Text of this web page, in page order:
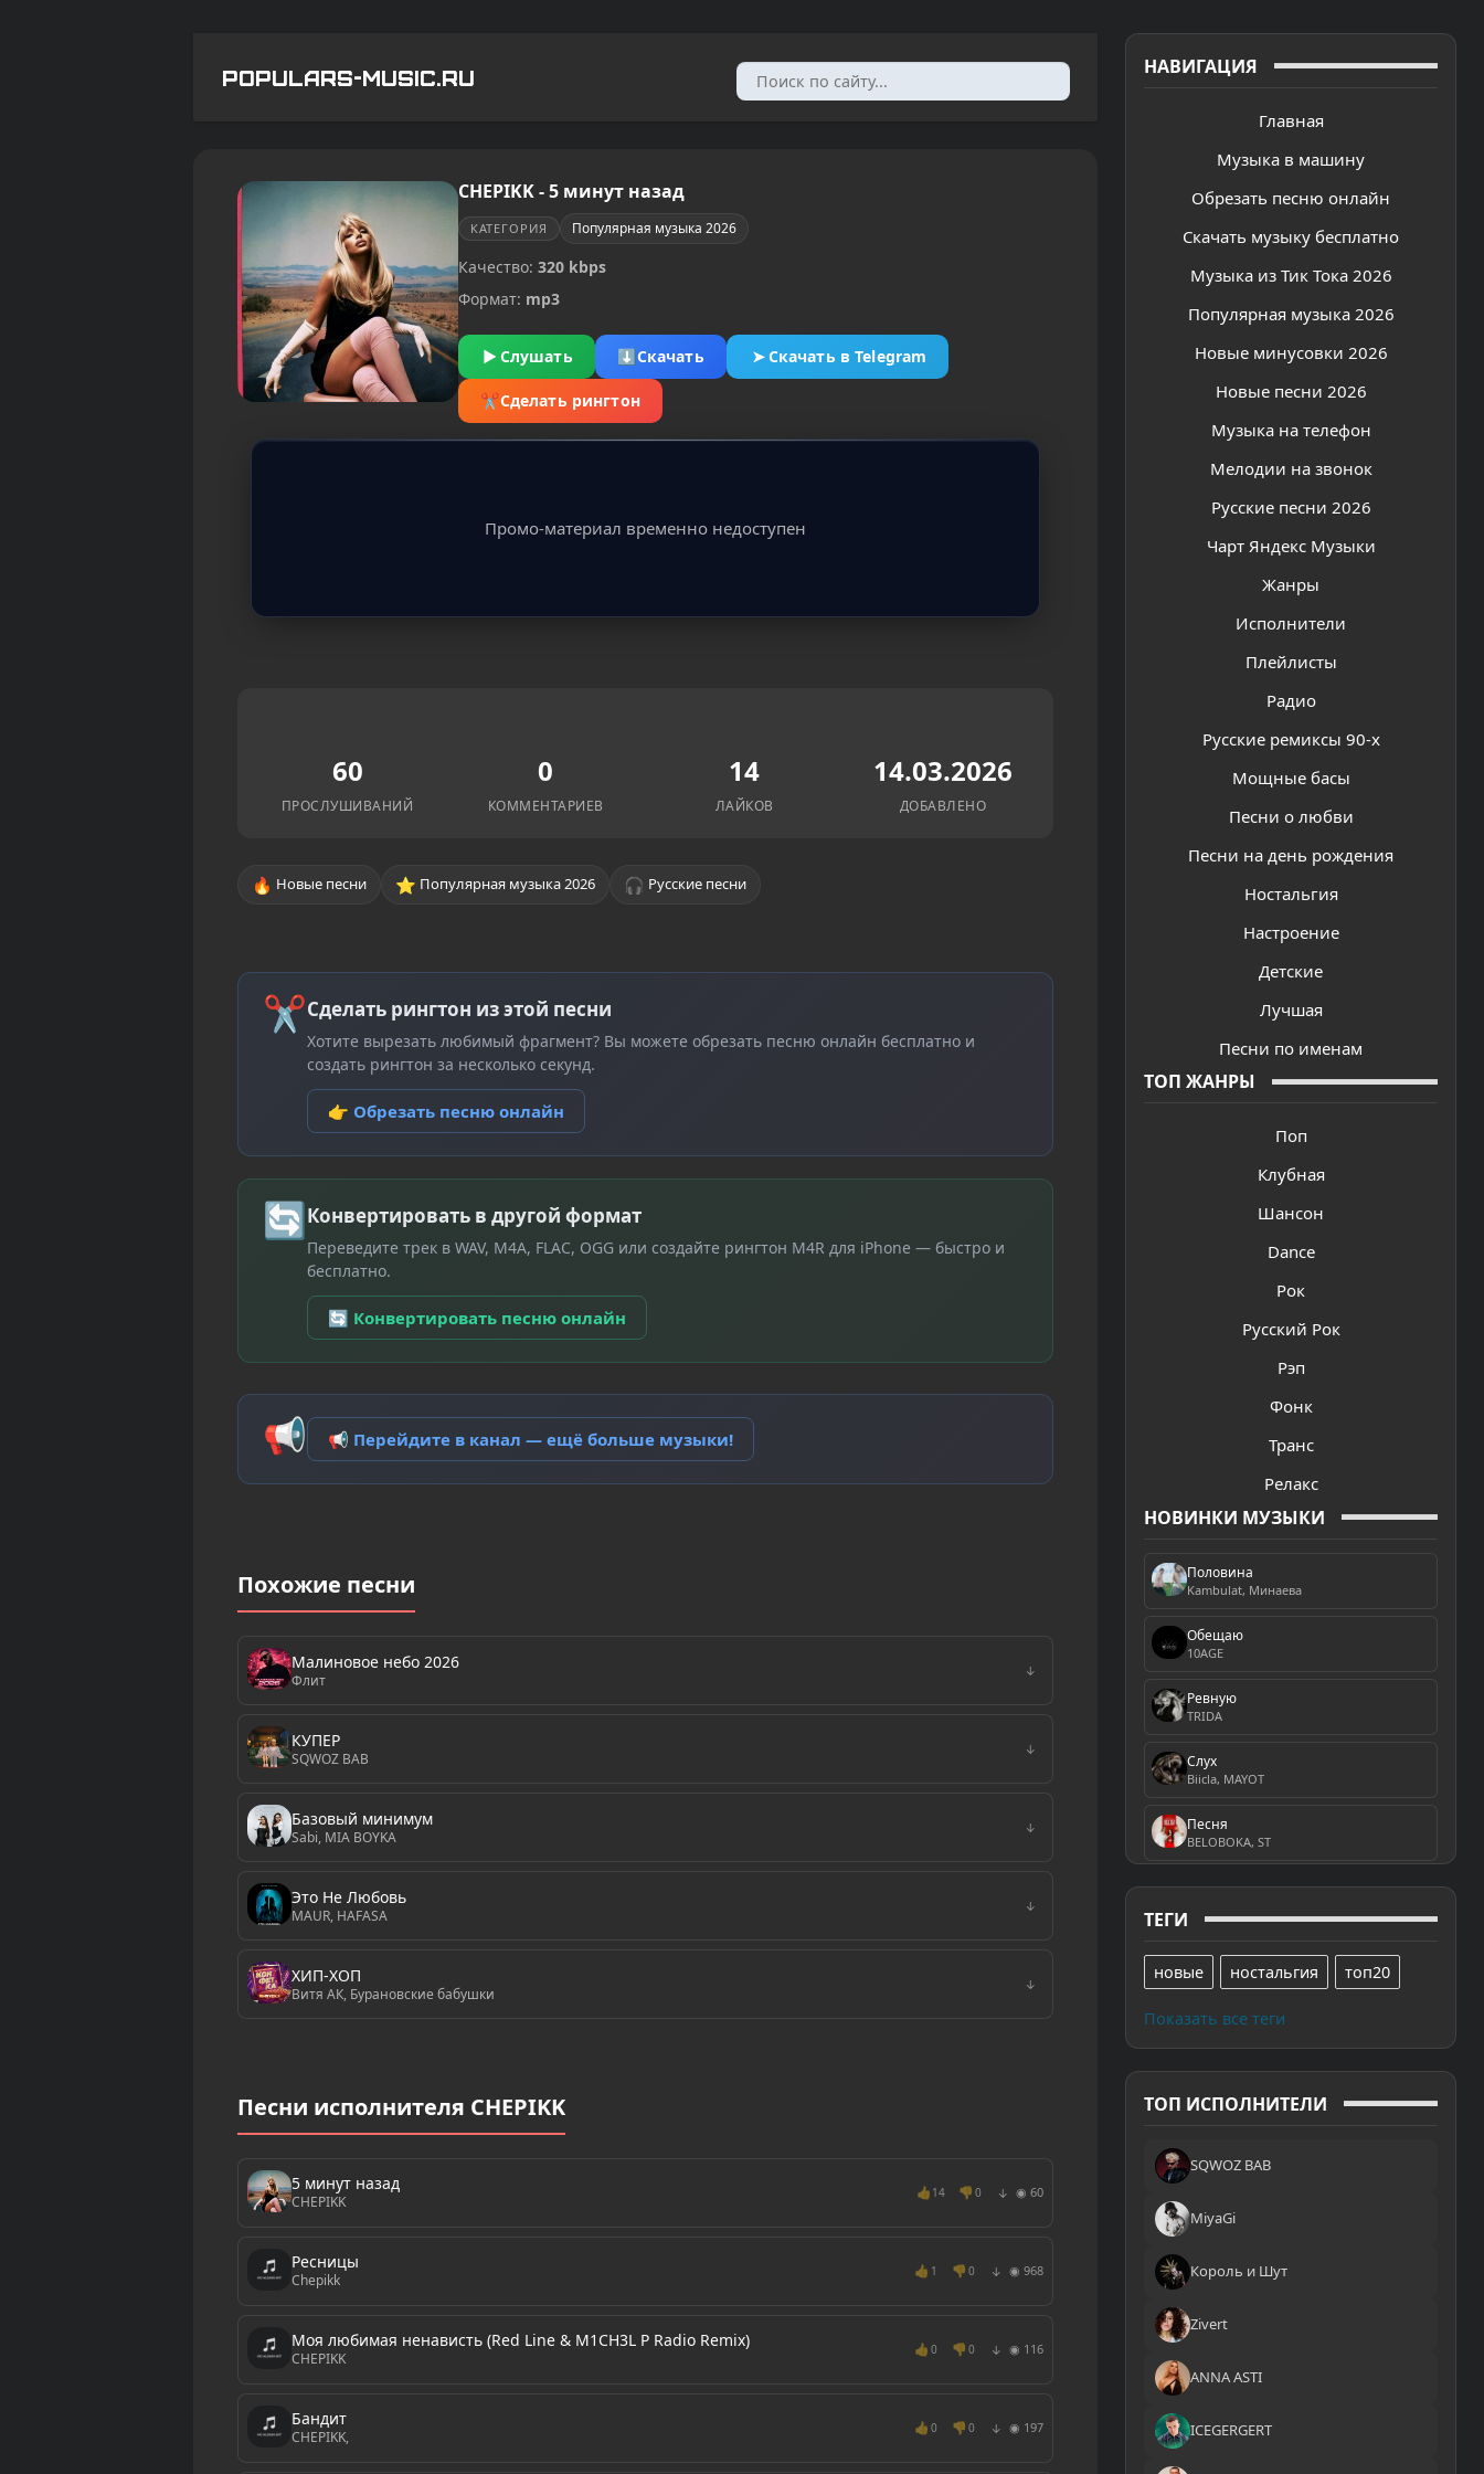
POPULARS-MUSIC.RU НАВИГАЦИЯ
Главная
Музыка в машину
Обрезать песню онлайн
Скачать музыку бесплатно
Музыка из Тик Тока 2026
Популярная музыка 2026
Новые минусовки 2026
Новые песни 2026
Музыка на телефон
Мелодии на звонок
Русские песни 2026
Чарт Яндекс Музыки
Жанры
Исполнители
Плейлисты
Радио
Русские ремиксы 90-х
Мощные басы
Песни о любви
Песни на день рождения
Ностальгия
Настроение
Детские
Лучшая
Песни по именам
ТОП ЖАНРЫ
Поп
Клубная
Шансон
Dance
Рок
Русский Рок
Рэп
Фонк
Транс
Релакс
НОВИНКИ МУЗЫКИ
Половина
Kambulat, Минаева
Обещаю
10AGE
Ревную
TRIDA
Слух
Biicla, MAYOT
Песня
BELOBOKA, ST
ТЕГИ
новые ностальгия топ20
Показать все теги
ТОП ИСПОЛНИТЕЛИ
SQWOZ BAB
MiyaGi
Король и Шут
Zivert
ANNA ASTI
ICEGERGERT
CHEPIKK - 5 минут назад
КАТЕГОРИЯ Популярная музыка 2026
Качество: 320 kbps
Формат: mp3
▶ Слушать ⬇Скачать ➤Скачать в Telegram
✂Сделать рингтон
Промо-материал временно недоступен
60
ПРОСЛУШИВАНИЙ
0
КОММЕНТАРИЕВ
14
ЛАЙКОВ
14.03.2026
ДОБАВЛЕНО
🔥 Новые песни ⭐ Популярная музыка 2026 🎧 Русские песни
✂Сделать рингтон из этой песни
Хотите вырезать любимый фрагмент? Вы можете обрезать песню онлайн бесплатно и
создать рингтон за несколько секунд.
👉 Обрезать песню онлайн
🔄Конвертировать в другой формат
Переведите трек в WAV, M4A, FLAC, OGG или создайте рингтон M4R для iPhone — быстро и
бесплатно.
🔄 Конвертировать песню онлайн
📢 📢 Перейдите в канал — ещё больше музыки!
Похожие песни
Малиновое небо 2026
Флит ↓
КУПЕР
SQWOZ BAB ↓
Базовый минимум
Sabi, MIA BOYKA ↓
Это Не Любовь
MAUR, HAFASA ↓
ХИП-ХОП
Витя АК, Бурановские бабушки ↓
Песни исполнителя CHEPIKK
5 минут назад
CHEPIKK
👍 14 👎 0 ↓ ◉ 60
Ресницы
Chepikk
👍 1 👎 0 ↓ ◉ 968
Моя любимая ненависть (Red Line & M1CH3L P Radio Remix)
CHEPIKK
👍 0 👎 0 ↓ ◉ 116
Бандит
CHEPIKK,
👍 0 👎 0 ↓ ◉ 197